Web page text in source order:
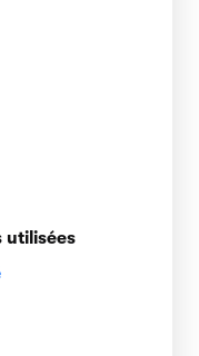
utilisées